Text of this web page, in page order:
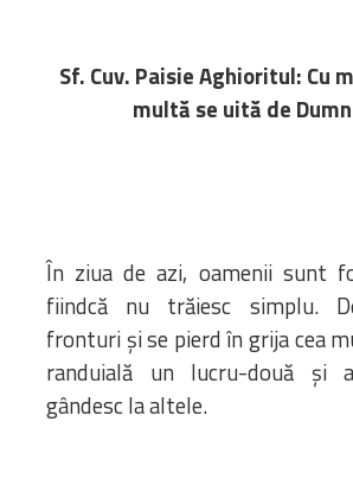
Centre și
Asociații
RESURSE
Apostolia Italia
Comunicate de
Statutele și
Scrisori
Sf. Cuv. Paisie Aghioritul: Cu
multă se uită de
În ziua de azi, oamenii sunt
fiindcă nu trăiesc simplu.
fronturi şi se pierd în grija cea
randuială un lucru-două şi
gândesc la altele.